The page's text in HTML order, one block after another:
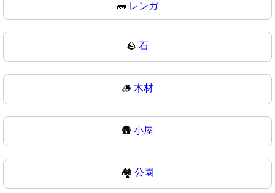
🧱 レンガ
🪨 石
🪵 木材
🛖 小屋
🏘️ 公園